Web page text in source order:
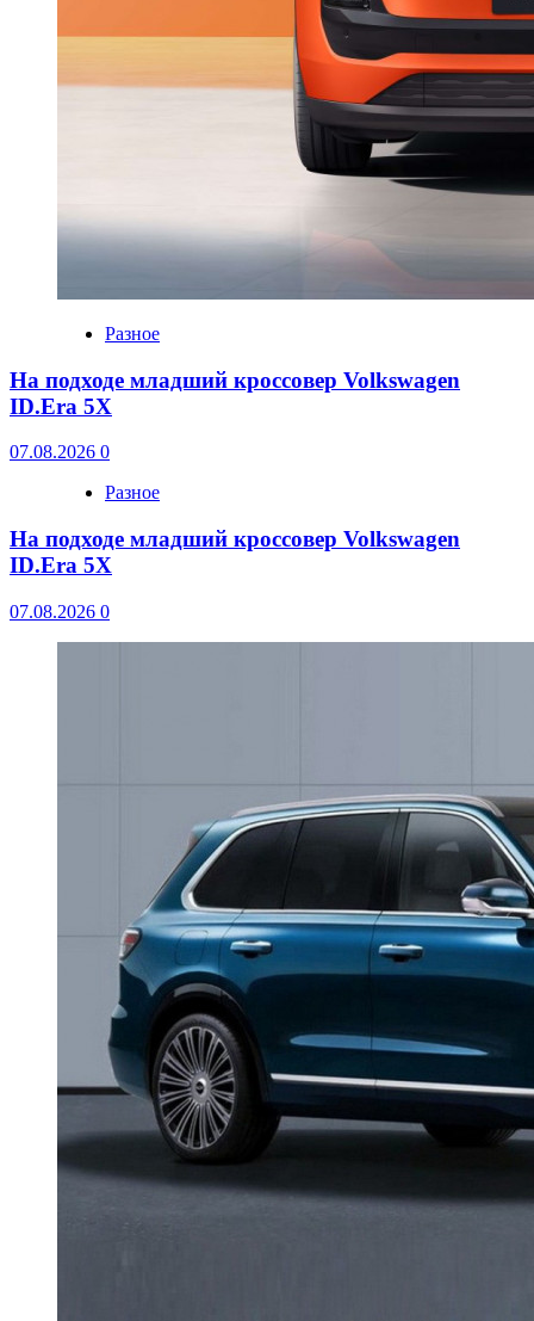
Разное
На подходе младший кроссовер Volkswagen
ID.Era 5X
07.08.2026 0
Разное
На подходе младший кроссовер Volkswagen
ID.Era 5X
07.08.2026 0